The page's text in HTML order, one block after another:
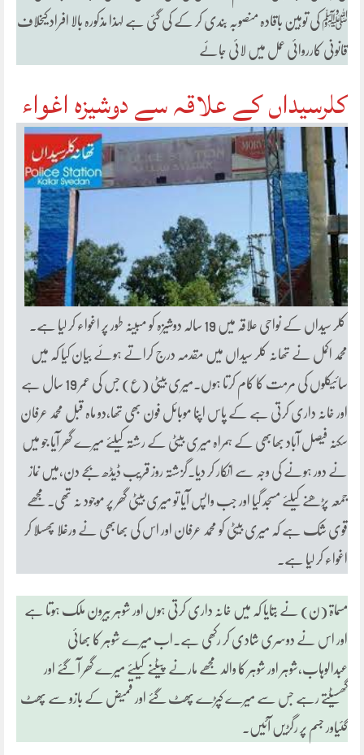
ﷺ کی توہین باقادہ منصوبہ بندی کر کے کی گئی ہے لہذا مذکورہ بالا افراد کیخلاف
قانونی کارروائی عمل میں لائی جائے
کلرسیداں کے علاقہ سے دوشیزہ اغواء
کلر سیداں کے نواحی علاقہ میں 19 سالہ دوشیزہ کو مبینہ طور پر اغواء کر لیا ہے۔
محمد اکمل نے تھانہ کلر سیداں میں مقدمہ درج کراتے ہوئے بیان کیا کہ میں
سائیکلوں کی مرمت کا کام کرتا ہوں۔میری بیٹی (ع) جس کی عمر 19 سال ہے
اور خانہ داری کرتی ہے کے پاس اپنا موبائل فون بھی تھا،دو ماہ قبل محمد عرفان
سکنہ فیصل آباد بھابھی کے ہمراہ میری بیٹی کے رشتہ کیلئے میرے گھر آیا جو میں
نے دور ہونے کی وجہ سے انکار کر دیا۔گزشتہ روز قریب ڈیڈھ بجے دن،میں نماز
جمعہ پڑھنے کیلئے مسجد گیا اور جب واپس آیا تو میری بیٹی گھر پر موجود نہ تھی۔مجھے
قوی شک ہے کہ میری بیٹی کو محمد عرفان اور اس کی بھابھی نے ورغلا پھسلا کر
اغواء کر لیا ہے۔
مسماۃ (ن) نے بتایا کہ میں خانہ داری کرتی ہوں اور شوہر بیرون ملک ہوتا ہے
اور اس نے دوسری شادی کر رکھی ہے۔اب میرے شوہر کا بھائی
عبدالوہاب،شوہر اور شوہر کا والد مجھے مارنے پیٹنے کیلئے میرے گھر آ گئے اور
گھسیٹتے رہے جس سے میرے کپڑے پھٹ گئے اور قمیض کے بازو سے پھٹ
گئیاور جسم پر رگڑیں آئیں۔